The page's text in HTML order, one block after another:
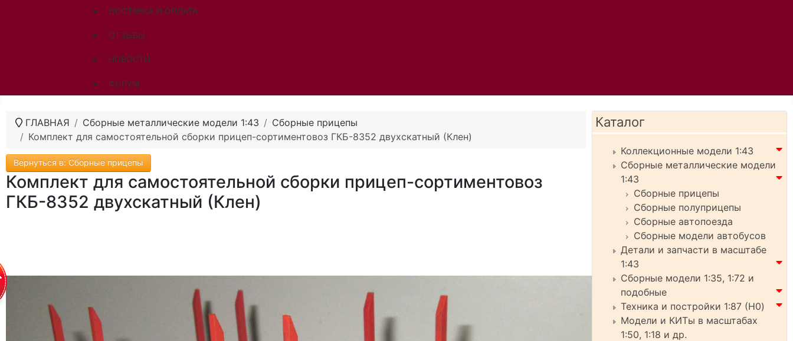
ДОСТАВКА И ОПЛАТА
ОТЗЫВЫ
НОВОСТИ
ФОРУМ
ГЛАВНАЯ Сборные металлические модели 1:43
Сборные прицепы
Комплект для самостоятельной сборки прицеп-сортиментовоз ГКБ-8352 двухскатный (Клен)
Вернуться в: Сборные прицепы
Комплект для самостоятельной сборки прицеп-сортиментовоз
ГКБ-8352 двухскатный (Клен)
Каталог
Коллекционные модели 1:43
Сборные металлические модели
1:43
Сборные прицепы
Сборные полуприцепы
Сборные автопоезда
Сборные модели автобусов
Детали и запчасти в масштабе
1:43
Сборные модели 1:35, 1:72 и
подобные
Техника и постройки 1:87 (H0)
Модели и КИТы в масштабах
1:50, 1:18 и др.